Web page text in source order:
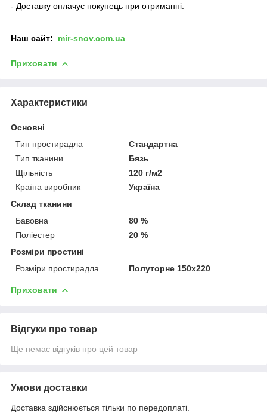
- Доставку оплачує покупець при отриманні.
Наш сайт: mir-snov.com.ua
Приховати
Характеристики
Основні
Тип простирадла
Стандартна
Тип тканини
Бязь
Щільність
120 г/м2
Країна виробник
Україна
Склад тканини
Бавовна
80 %
Поліестер
20 %
Розміри простині
Розміри простирадла
Полуторне 150х220
Приховати
Відгуки про товар
Ще немає відгуків про цей товар
Умови доставки
Доставка здійснюється тільки по передоплаті.